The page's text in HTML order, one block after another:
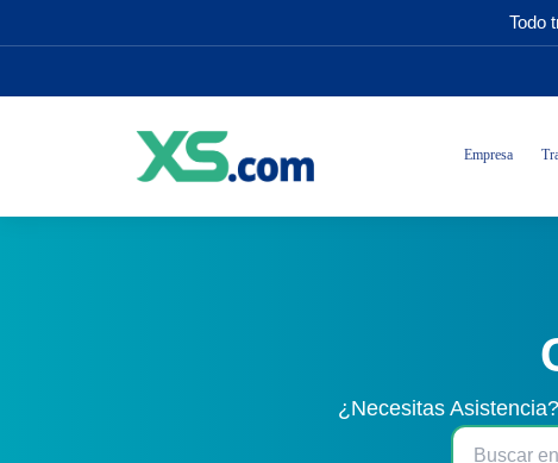
Todo
Empresa
¿Necesitas